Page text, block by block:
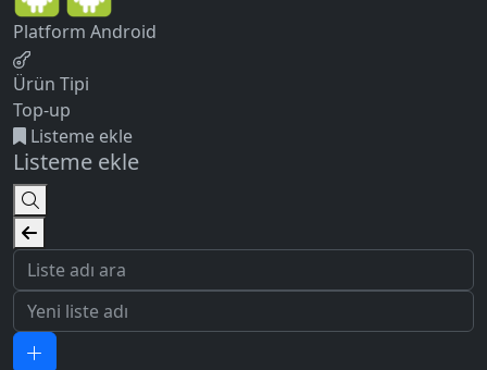
Platform Android
Ürün Tipi
Top-up
Listeme ekle
Listeme ekle